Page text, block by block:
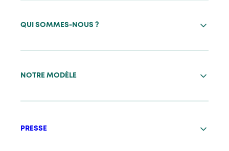
QUI SOMMES-NOUS ?
NOTRE MODÈLE
PRESSE